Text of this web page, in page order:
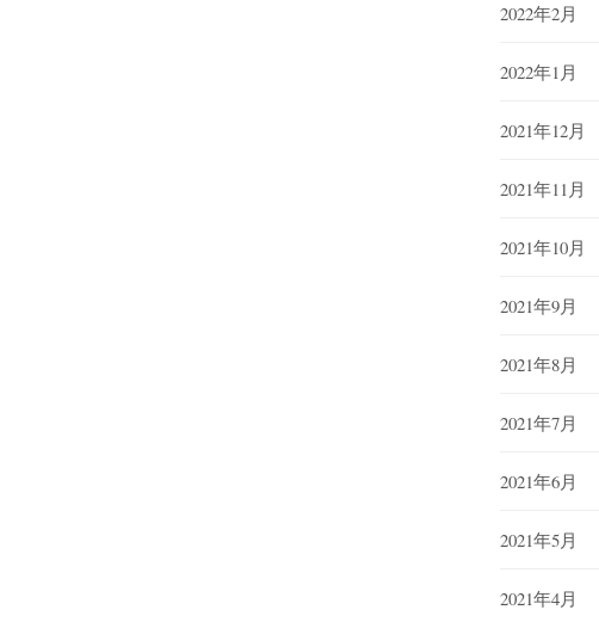
2022年2月
2022年1月
2021年12月
2021年11月
2021年10月
2021年9月
2021年8月
2021年7月
2021年6月
2021年5月
2021年4月